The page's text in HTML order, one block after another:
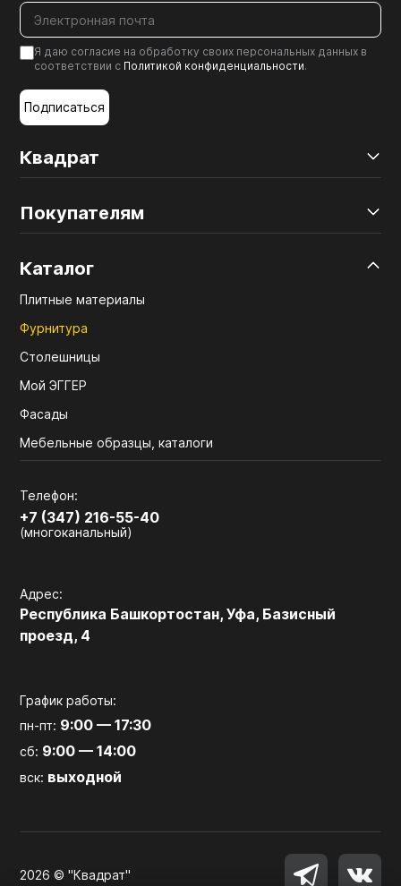
Квадрат
Покупателям
Каталог
Плитные материалы
Фурнитура
Столешницы
Мой ЭГГЕР
Фасады
Мебельные образцы, каталоги
Телефон:
+7 (347) 216-55-40
(многоканальный)
Адрес:
Республика Башкортостан, Уфа, Базисный
проезд, 4
График работы:
пн-пт: 9:00 — 17:30
сб: 9:00 — 14:00
вск: выходной
Я даю согласие на обработку своих персональных данных в
соответствии с Политикой конфиденциальности.
Подписаться
2026 © "Квадрат"